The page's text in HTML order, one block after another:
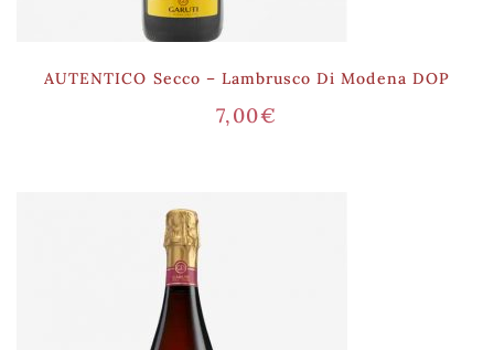
AUTENTICO Secco – Lambrusco Di Modena DOP
7,00€